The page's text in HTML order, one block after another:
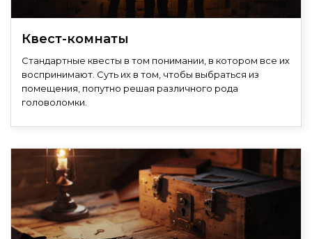
Квест-комнаты
Стандартные квесты в том понимании, в котором все их
воспринимают. Суть их в том, чтобы выбраться из
помещения, попутно решая различного рода
головоломки.